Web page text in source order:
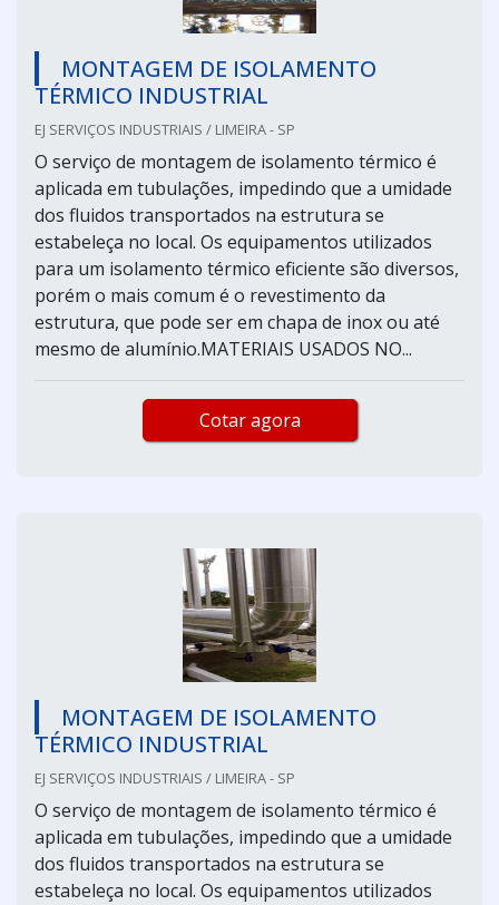
MONTAGEM DE ISOLAMENTO
TÉRMICO INDUSTRIAL
EJ SERVIÇOS INDUSTRIAIS / LIMEIRA - SP
O serviço de montagem de isolamento térmico é
aplicada em tubulações, impedindo que a umidade
dos fluidos transportados na estrutura se
estabeleça no local. Os equipamentos utilizados
para um isolamento térmico eficiente são diversos,
porém o mais comum é o revestimento da
estrutura, que pode ser em chapa de inox ou até
mesmo de alumínio.MATERIAIS USADOS NO...
Cotar agora
MONTAGEM DE ISOLAMENTO
TÉRMICO INDUSTRIAL
EJ SERVIÇOS INDUSTRIAIS / LIMEIRA - SP
O serviço de montagem de isolamento térmico é
aplicada em tubulações, impedindo que a umidade
dos fluidos transportados na estrutura se
estabeleça no local. Os equipamentos utilizados